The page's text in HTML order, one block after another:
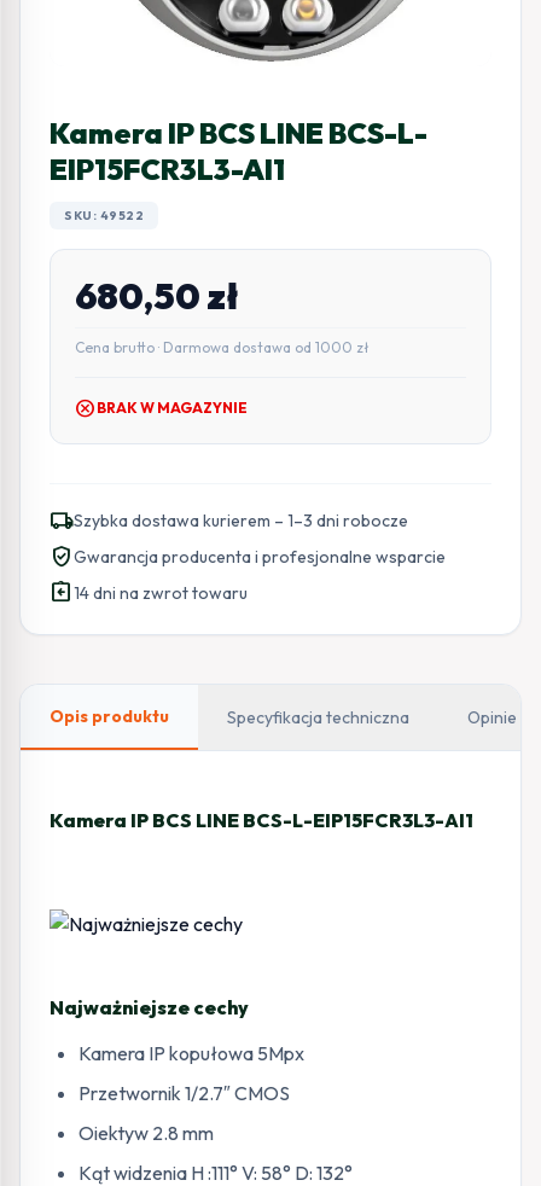
Kamera IP BCS LINE BCS-L-
EIP15FCR3L3-AI1
SKU: 49522
680,50zł
Cena brutto · Darmowa dostawa od 1000 zł
cancel BRAK W MAGAZYNIE
local_shippingSzybka dostawa kurierem – 1–3 dni robocze
verified_userGwarancja producenta i profesjonalne wsparcie
assignment_return14 dni na zwrot towaru
Opis produktu Specyfikacja techniczna Opinie
Kamera IP BCS LINE BCS-L-EIP15FCR3L3-AI1
Najważniejsze cechy
Kamera IP kopułowa 5Mpx
Przetwornik 1/2.7″ CMOS
Oiektyw 2.8 mm
Kąt widzenia H :111° V: 58° D: 132°